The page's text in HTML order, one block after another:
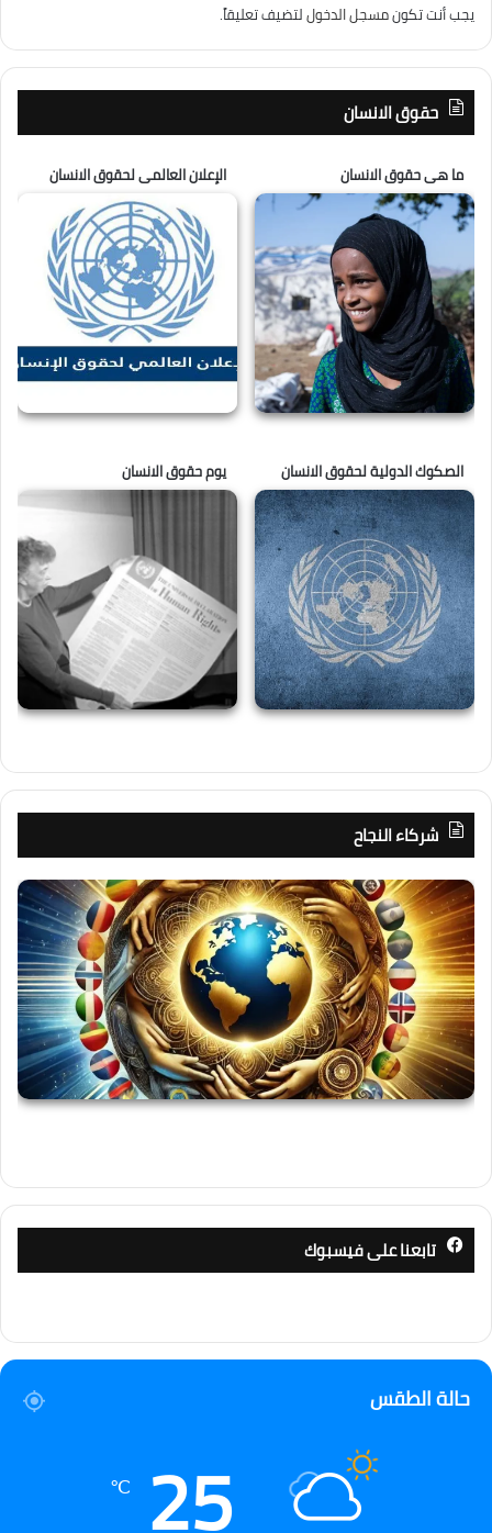
يجب أنت تكونمسجل الدخوللتضيف تعليقاً.
حقوق الانسان
ما هى حقوق الانسان الإعلان العالمى لحقوق الانسان
الصكوك الدولية لحقوق الانسان يوم حقوق الانسان
شركاء النجاح
تابعنا على فيسبوك
حالة الطقس
25
℃